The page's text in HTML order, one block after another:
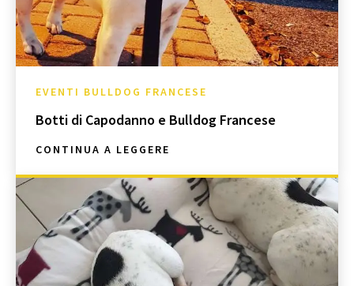
EVENTI BULLDOG FRANCESE
Botti di Capodanno e Bulldog Francese
CONTINUA A LEGGERE